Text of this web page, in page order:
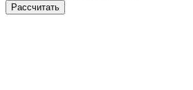
Рассчитать